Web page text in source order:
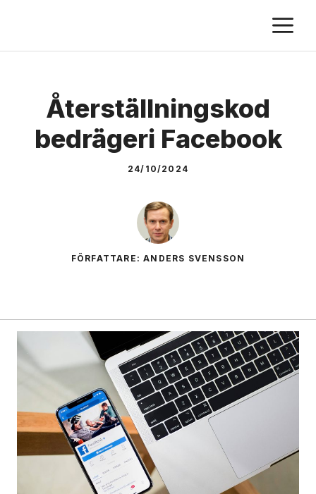
content
Återställningskod
bedrägeri Facebook
24/10/2024
FÖRFATTARE: ANDERS SVENSSON